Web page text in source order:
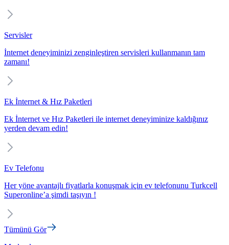
Servisler
İnternet deneyiminizi zenginleştiren servisleri kullanmanın tam
zamanı!
Ek İnternet & Hız Paketleri
Ek İnternet ve Hız Paketleri ile internet deneyiminize kaldığınız
yerden devam edin!
Ev Telefonu
Her yöne avantajlı fiyatlarla konuşmak için ev telefonunu Turkcell
Superonline’a şimdi taşıyın !
Tümünü Gör